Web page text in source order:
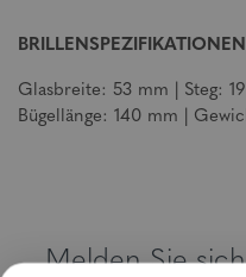
BRILLENSPEZIFIKATIONEN
Glasbreite: 53 mm | Steg:
Bügellänge: 140 mm |
Melden Sie